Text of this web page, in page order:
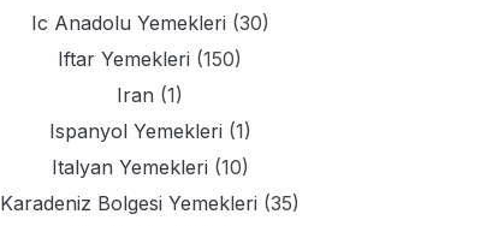
Ic Anadolu Yemekleri (30)
Iftar Yemekleri (150)
Iran (1)
Ispanyol Yemekleri (1)
Italyan Yemekleri (10)
Karadeniz Bolgesi Yemekleri (35)